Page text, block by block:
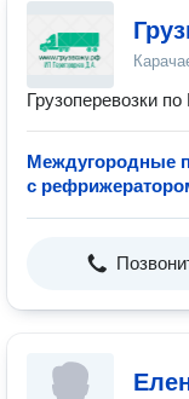
Грузоперевозки по
Междугородные
с